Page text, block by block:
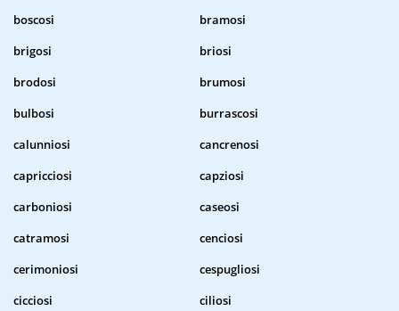
boscosi
bramosi
brigosi
briosi
brodosi
brumosi
bulbosi
burrascosi
calunniosi
cancrenosi
capricciosi
capziosi
carboniosi
caseosi
catramosi
cenciosi
cerimoniosi
cespugliosi
cicciosi
ciliosi